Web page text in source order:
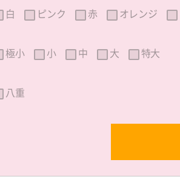
白 ピンク 赤 オレンジ
極小 小 中 大 特大
八重